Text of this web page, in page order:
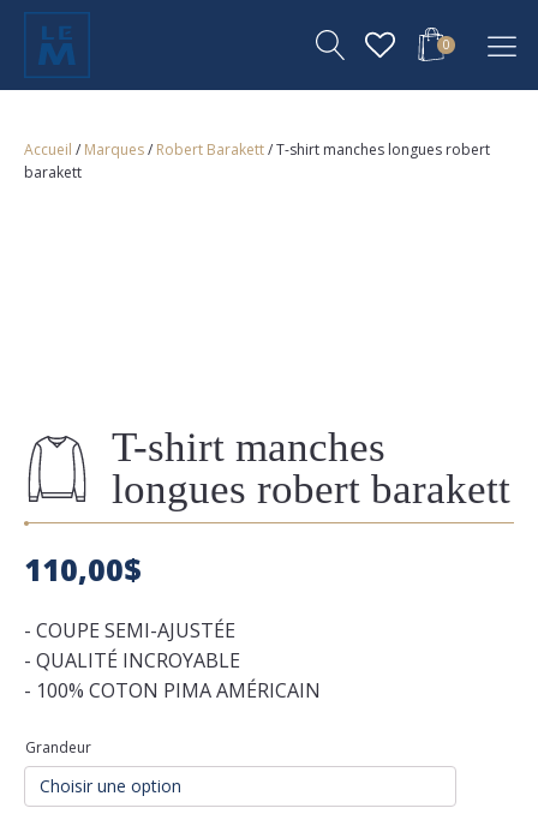
0
Accueil / Marques/ Robert Barakett/ T-shirt manches longues robert
barakett
T-shirt manches
longues robert barakett
110,00$
- COUPE SEMI-AJUSTÉE
- QUALITÉ INCROYABLE
- 100% COTON PIMA AMÉRICAIN
Grandeur